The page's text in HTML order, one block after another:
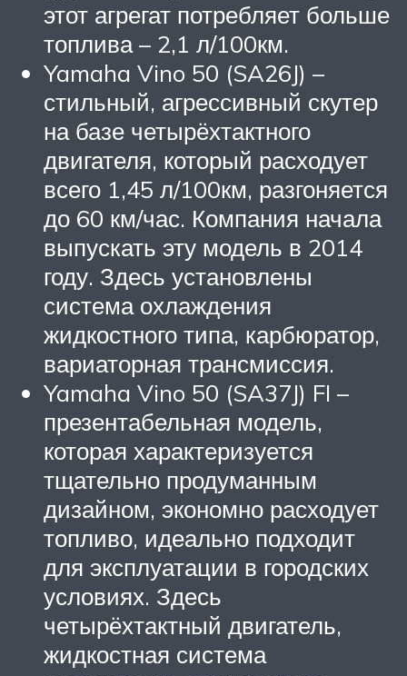
этот агрегат потребляет больше
топлива – 2,1 л/100км.
Yamaha Vino 50 (SA26J) –
стильный, агрессивный скутер
на базе четырёхтактного
двигателя, который расходует
всего 1,45 л/100км, разгоняется
до 60 км/час. Компания начала
выпускать эту модель в 2014
году. Здесь установлены
система охлаждения
жидкостного типа, карбюратор,
вариаторная трансмиссия.
Yamaha Vino 50 (SA37J) FI –
презентабельная модель,
которая характеризуется
тщательно продуманным
дизайном, экономно расходует
топливо, идеально подходит
для эксплуатации в городских
условиях. Здесь
четырёхтактный двигатель,
жидкостная система